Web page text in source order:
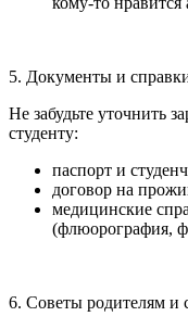
5. Документы и
Не забудьте уточнить
студенту:
паспорт и
договор на
медицинские
(флюорография,
6. Советы родителям и